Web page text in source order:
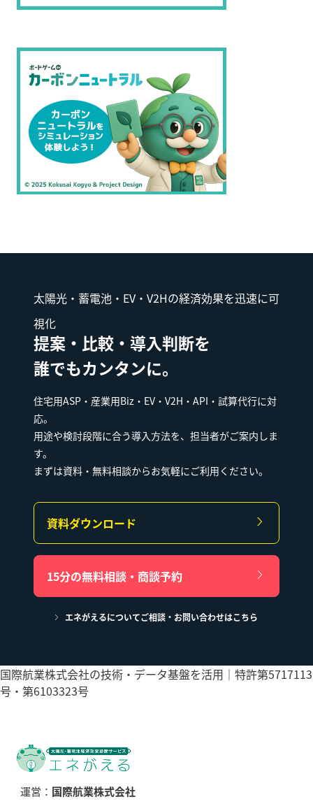
太陽光・蓄電池・EV・V2Hの経済効果を迅速に可
視化
提案・比較・導入判断を
誰でもカンタンに。
住宅用ASP・産業用Biz・EV・V2H・API・試算代行に対
応。
用途や検討段階に合う導入方法を、担当者がご案内しま
す。
まずは資料・無料相談からお気軽にご利用ください。
資料ダウンロード
15分の無料相談・商談予約
エネがえるについてご相談・お問い合わせはこちら
国際航業株式会社の技術・データ基盤を活用｜特許第5717113
号・第6103323号
運営： 国際航業株式会社